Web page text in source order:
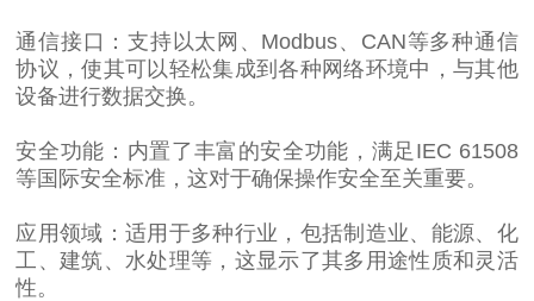
通信接口：支持以太网、Modbus、CAN等多种通信
协议，使其可以轻松集成到各种网络环境中，与其他
设备进行数据交换。
安全功能：内置了丰富的安全功能，满足IEC 61508
等国际安全标准，这对于确保操作安全至关重要。
应用领域：适用于多种行业，包括制造业、能源、化
工、建筑、水处理等，这显示了其多用途性质和灵活
性。